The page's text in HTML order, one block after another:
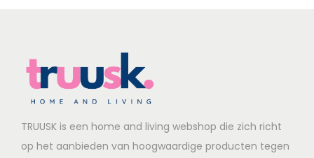
TRUUSK is een home and living webshop die zich richt
op het aanbieden van hoogwaardige producten tegen